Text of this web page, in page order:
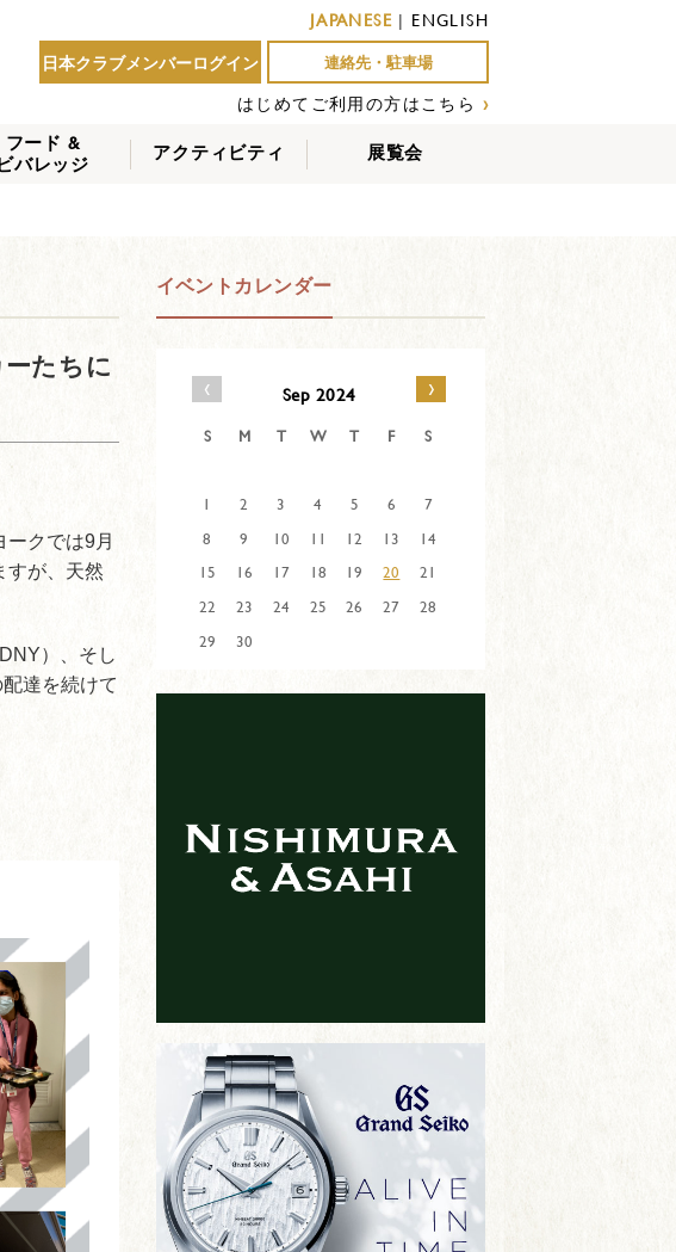
JAPANESE| ENGLISH
日本クラブメンバーログイン
連絡先・駐車場
はじめてご利用の方はこちら ›
フード &
バレッジ
アクティビティ 展覧会
たちに
クでは9月
すが、天然
）、そし
達を続けて
イベントカレンダー
‹ Sep 2024 ›
S M T W T F S
1 2 3 4 5 6
7
8
9 10 11 12 13
14
15
16 17 18 19 20
21
22
23 24 25 26 27
28
29
30